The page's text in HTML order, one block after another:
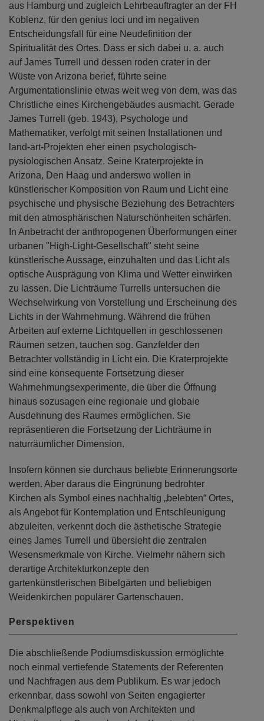
aus Hamburg und zugleich Lehrbeauftragter an der FH
Koblenz, für den genius loci und im negativen
Entscheidungsfall für eine Neudefinition der
Spiritualität des Ortes. Dass er sich dabei u. a. auch
auf James Turrell und dessen roden crater in der
Wüste von Arizona berief, führte seine
Argumentationslinie etwas weit weg von dem, was das
Christliche eines Kirchengebäudes ausmacht. Gerade
James Turrell (geb. 1943), Psychologe und
Mathematiker, verfolgt mit seinen Installationen und
land-art-Projekten eher einen psychologisch-
pysiologischen Ansatz. Seine Kraterprojekte in
Arizona, Den Haag und anderswo wollen in
künstlerischer Komposition von Raum und Licht eine
psychische und physische Beziehung des Betrachters
mit den atmosphärischen Naturschönheiten schärfen.
In Anbetracht der anthropogenen Überformungen einer
urbanen "High-Light-Gesellschaft" steht seine
künstlerische Aussage, einzuhalten und das Licht als
optische Ausprägung von Klima und Wetter einwirken
zu lassen. Die Lichträume Turrells untersuchen die
Wechselwirkung von Vorstellung und Erscheinung des
Lichts in der Wahrnehmung. Während die frühen
Arbeiten auf externe Lichtquellen in geschlossenen
Räumen setzen, tauchen sog. Ganzfelder den
Betrachter vollständig in Licht ein. Die Kraterprojekte
sind eine konsequente Fortsetzung dieser
Wahrnehmungsexperimente, die über die Öffnung
hinaus sozusagen eine regionale und globale
Ausdehnung des Raumes ermöglichen. Sie
repräsentieren die Fortsetzung der Lichträume in
naturräumlicher Dimension.
Insofern können sie durchaus beliebte Erinnerungsorte
werden. Aber daraus die Eingrünung bedrohter
Kirchen als Symbol eines nachhaltig „belebten“ Ortes,
als Angebot für Kontemplation und Entschleunigung
abzuleiten, verkennt doch die ästhetische Strategie
eines James Turrell und übersieht die zentralen
Wesensmerkmale von Kirche. Vielmehr nähern sich
derartige Architekturkonzepte den
gartenkünstlerischen Bibelgärten und beliebigen
Weidenkirchen populärer Gartenschauen.
Perspektiven
Die abschließende Podiumsdiskussion ermöglichte
noch einmal vertiefende Statements der Referenten
und Nachfragen aus dem Publikum. Es war jedoch
erkennbar, dass sowohl von Seiten engagierter
Denkmalpflege als auch von Architekten und